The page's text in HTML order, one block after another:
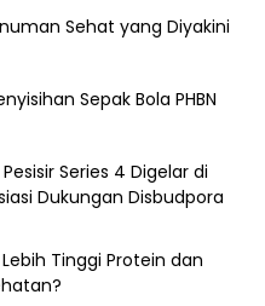
Sehat yang Diyakini
Sepak Bola PHBN
Series 4 Digelar di
Dukungan Disbudpora
Tinggi Protein dan